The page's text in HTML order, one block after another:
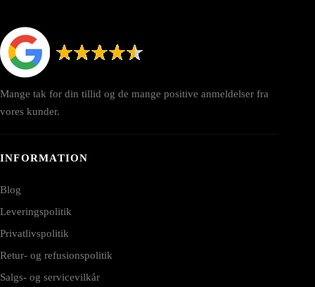
Mange tak for din tillid og de mange positive anmeldelser fra
vores kunder.
INFORMATION
Blog
Leveringspolitik
Privatlivspolitik
Retur- og refusionspolitik
Salgs- og servicevilkår